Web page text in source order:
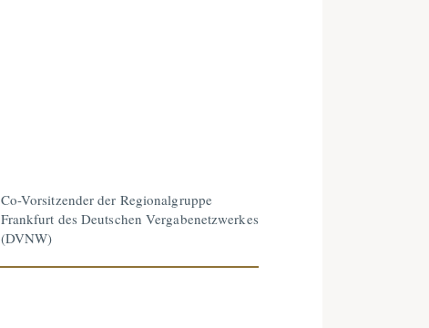
Co-Vorsitzender der Regionalgruppe
Frankfurt des Deutschen Vergabenetzwerkes
(DVNW)